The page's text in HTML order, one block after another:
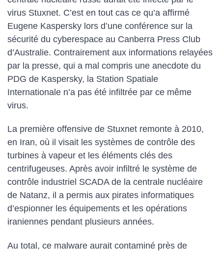
virus Stuxnet. C’est en tout cas ce qu’a affirmé
Eugene Kaspersky lors d’une conférence sur la
sécurité du cyberespace au Canberra Press Club
d’Australie. Contrairement aux informations relayées
par la presse, qui a mal compris une anecdote du
PDG de Kaspersky, la Station Spatiale
Internationale n’a pas été infiltrée par ce même
virus.
La première offensive de Stuxnet remonte à 2010,
en Iran, où il visait les systèmes de contrôle des
turbines à vapeur et les éléments clés des
centrifugeuses. Après avoir infiltré le système de
contrôle industriel SCADA de la centrale nucléaire
de Natanz, il a permis aux pirates informatiques
d’espionner les équipements et les opérations
iraniennes pendant plusieurs années.
Au total, ce malware aurait contaminé près de